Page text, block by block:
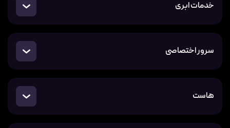
خدمات ابری
سرور اختصاصی
هاست